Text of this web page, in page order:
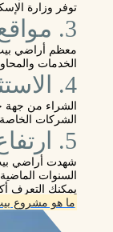
توفر وزارة
3. مواقع متميزة
معظم أراضي
الخدمات
4. الاستثمار الآمن
الشراء من جهة
الشركات الخاصة.
5. ارتفاع قيمة العقار
شهدت أراضي
السنوات
يمكنك التعرف
ما هو مشروع